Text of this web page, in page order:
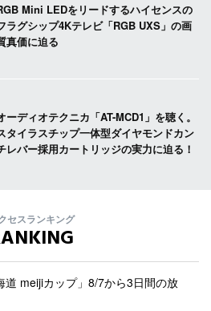
Mini LEDをリードするハイセンスの
ラグシップ4Kテレビ「RGB UXS」の画
真価に迫る
ーディオテクニカ「AT-MCD1」を聴く。
タイラスチップ一体型ダイヤモンドカン
レバー採用カートリッジの実力に迫る！
セスランキング
道 meijiカップ」8/7から3日間の放